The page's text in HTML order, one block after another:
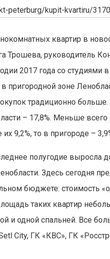
peterburg/kupit-kvartiru/
квартир в
Трошева, руководитель
2017 года со студиями
пригородной зоне
традиционно
– 17,8%. Меньше
9,2%, то в пригороде –
полугодие выросла
Здесь сегодня
бюджете: стоимость
таких квартир
и одной спальней. Все
City, ГК «КВС», ГК